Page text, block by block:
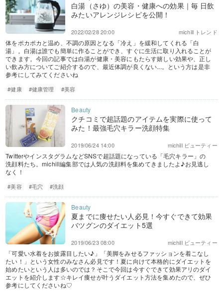
白湯（さゆ）の美容・健康への効果｜毎 日飲
みたいアレンジレシピを公開！
michill トレンド
2022/02/28 20:00
体をポカポカと温め、不調の原因となる「冷え」を緩和してくれる「白
湯」。白湯は誰でも簡単に作ることができ、すぐに生活に取り入れることが
できます。今回の記事では白湯が健康・美容にもたらす嬉しい効果や、正し
い飲み方についてご紹介するので、最近体調が良くない...。という方は是非
参考にしてみてくださいね
#健康 #健康管理 #美容
クチコミで超話題のアイテムを実際に使って
みた！最強毛穴キラー洗顔特集
michill ビューティー
2019/06/24 14:00
TwitterやインスタグラムなどSNSで超話題になっている「毛穴キラー」の
洗顔料たち。michill編集部では人気の洗顔料を集めてきましたよ♪お見逃し
なく！
#美容 #毛穴 #洗顔
夏までに痩せたい人必見！今すぐできて効果
バツグンのダイエット5選
michill ビューティー
2019/06/23 08:00
「可愛い水着をお披露目したい♪」「美脚をみせるファッションを着こなし
たい！」という女性のみなさん必見です！夏に向けて本格的にダイエットを
始めたいという人は多いのでは？そこで今回は今すぐできて効果アリのダイ
エットを紹介します☆キレイ痩せが叶うダイエット方法を集めたので、ぜひ
参考にしてくださいね♡